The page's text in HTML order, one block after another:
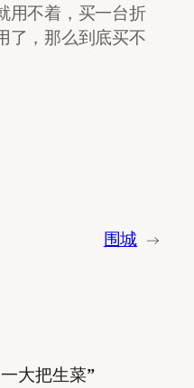
用不着，买一台折
了，那么到底买不
围城 →
大把生菜”